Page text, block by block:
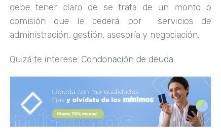
debe tener claro de se trata de un monto o
comisión que le cederá por servicios de
administración, gestión, asesoría y negociación.
Quizá te interese: Condonación de deuda